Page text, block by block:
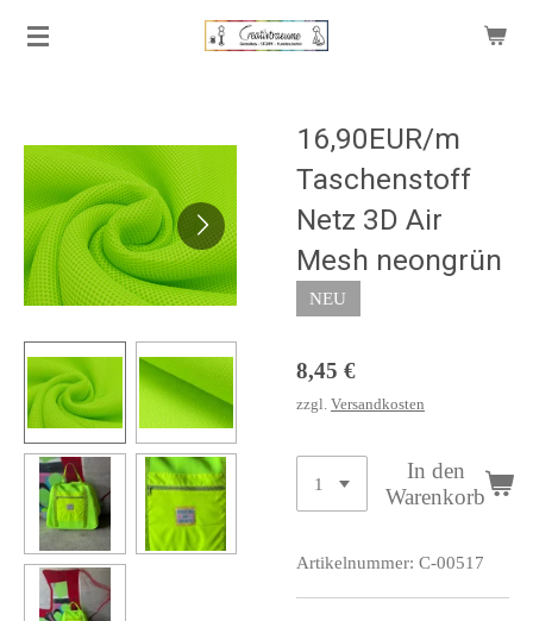
Zum
16,90EUR/m
Taschenstoff
Netz 3D Air
Mesh neongrün
NEU
8,45 €
zzgl. Versandkosten
In den
Warenkorb
Artikelnummer: C-00517